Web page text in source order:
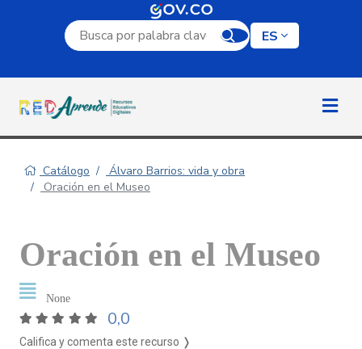
Campo de búsqueda por palabra clave
ES
Catálogo
Álvaro Barrios: vida y obra
Oración en el Museo
Oración en el Museo
None
0,0
Califica y comenta este recurso ❭